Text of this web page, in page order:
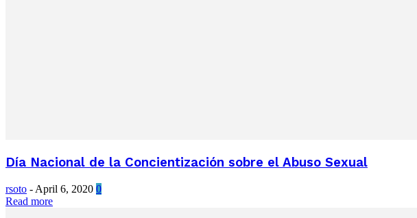
Día Nacional de la Concientización sobre el Abuso Sexual
rsoto - April 6, 2020 0
Read more